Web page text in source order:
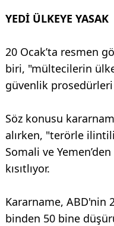
YEDİ ÜLKEYE YASAK
20 Ocak’ta resmen
biri, "mültecilerin
güvenlik
Söz konusu
alırken, "terörle
Somali ve
kısıtlıyor.
Kararname, ABD'nin
binden 50 bine